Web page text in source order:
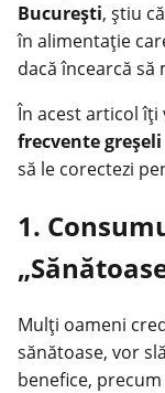
București, știu
în alimentație
dacă încearcă să
În acest articol îți
frecvente greșeli
să le corectezi
1.
Mulți oameni
sănătoase, vor
benefice, precum